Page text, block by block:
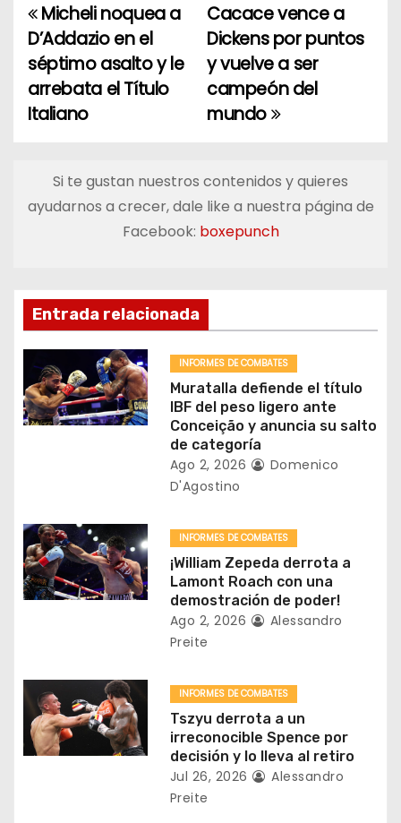
N
a
v
a
ó
n
d
e
t
r
a
s
Cacace vence a
Dickens por puntos
y vuelve a ser
campeón del
mundo
Micheli noquea a
D’Addazio en el
séptimo asalto y le
arrebata el Título
Italiano
Si te gustan nuestros contenidos y quieres
ayudarnos a crecer, dale like a nuestra página de
Facebook: boxepunch
Entrada relacionada
INFORMES DE COMBATES
Muratalla defiende el título
IBF del peso ligero ante
Conceição y anuncia su salto
de categoría
Ago 2, 2026
Domenico
D'Agostino
INFORMES DE COMBATES
¡William Zepeda derrota a
Lamont Roach con una
demostración de poder!
Ago 2, 2026
Alessandro
Preite
INFORMES DE COMBATES
Tszyu derrota a un
irreconocible Spence por
decisión y lo lleva al retiro
Jul 26, 2026
Alessandro
Preite